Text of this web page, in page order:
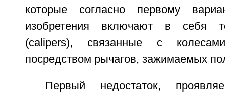
которые согласно первому
изобретения включают в себя
(calipers), связанные с
посредством рычагов, зажимаемых
Первый недостаток,